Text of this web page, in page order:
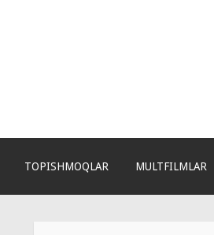
TOPISHMOQLAR MULTFILMLAR